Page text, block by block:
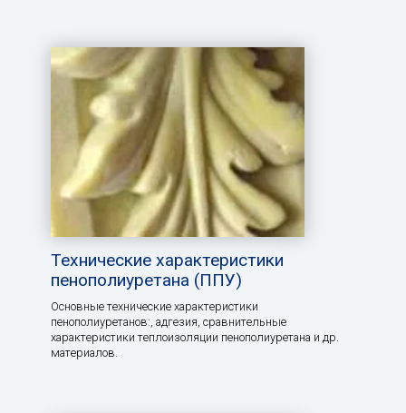
Технические характеристики
пенополиуретана (ППУ)
Основные технические характеристики
пенополиуретанов:, aдгезия, сравнительные
характеристики теплоизоляции пенополиуретана и др.
материалов.